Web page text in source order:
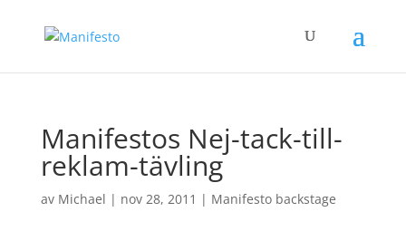
Manifestos Nej-tack-till-
reklam-tävling
av Michael | nov 28, 2011 | Manifesto backstage